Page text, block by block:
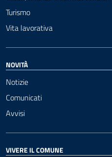
Turismo
Vita lavorativa
NOVITÀ
Notizie
Comunicati
Avvisi
VIVERE IL COMUNE